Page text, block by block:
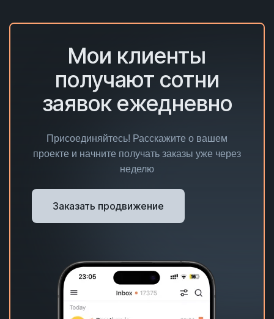
Мои клиенты
получают сотни
заявок ежедневно
Присоединяйтесь! Расскажите о вашем
проекте и начните получать заказы уже через
неделю
Заказать продвижение